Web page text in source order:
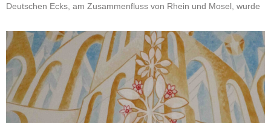
Deutschen Ecks, am Zusammenfluss von Rhein und Mosel, wurde